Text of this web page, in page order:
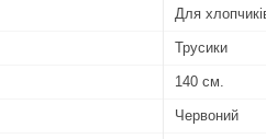
Для
Трусики
140 см.
Червоний